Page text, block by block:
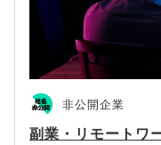
非公開企業
副業・リモートワ